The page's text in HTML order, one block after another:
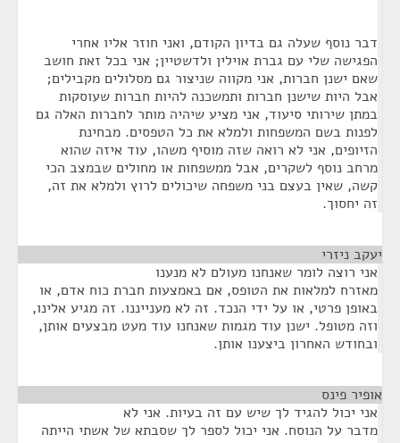
דבר נוסף שעלה גם בדיון הקודם, ואני חוזר אליו אחרי
הפגישה שלי עם גברת אוילין ולדשטיין; אני בכל זאת חושב
שאם ישנן חברות, אני מקווה שניצור גם מסלולים מקבילים;
אבל היות שישנן חברות ותמשכנה להיות חברות שעוסקות
במתן שירותי סיעוד, אני מציע שיהיה מותר לחברות האלה גם
לפנות בשם המשפחות ולמלא את כל הטפסים. מבחינת
הזיופים, אני לא רואה שזה מוסיף משהו, עוד איזה שהוא
מרחב נוסף לשקרים, אבל ממשפחות או מחולים שבמצב הכי
קשה, שאין בעצם בני משפחה שיכולים לרוץ ולמלא את זה,
זה יחסוך.
יעקב ניזרי
אני רוצה לומר שאנחנו מעולם לא מנענו
מאזרח למלאות את הטופס, אם באמצעות חברת כוח אדם, או
באופן פרטי, או על ידי הנכד. זה לא מענייננו. זה מגיע אלינו,
וזה מטופל. ישנן עוד מגמות שאנחנו עוד מעט מבצעים אותן,
ובחודש האחרון ביצענו אותן.
אופיר פינס
אני יכול להגיד לך שיש עם זה בעיות. אני לא
מדבר על הנוסח. אני יכול לספר לך שסבתא של אשתי הייתה